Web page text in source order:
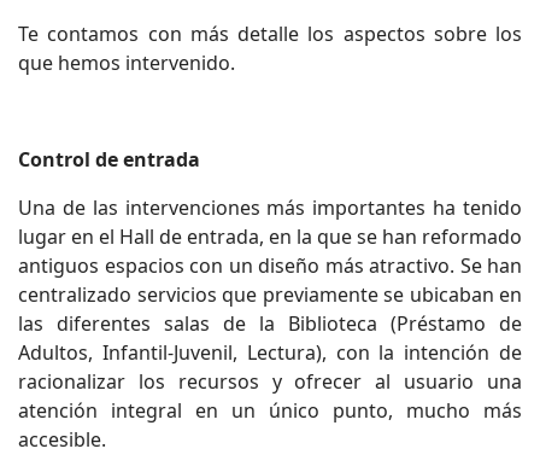
Te contamos con más detalle los aspectos sobre los
que hemos intervenido.
Control de entrada
Una de las intervenciones más importantes ha tenido
lugar en el Hall de entrada, en la que se han reformado
antiguos espacios con un diseño más atractivo. Se han
centralizado servicios que previamente se ubicaban en
las diferentes salas de la Biblioteca (Préstamo de
Adultos, Infantil-Juvenil, Lectura), con la intención de
racionalizar los recursos y ofrecer al usuario una
atención integral en un único punto, mucho más
accesible.